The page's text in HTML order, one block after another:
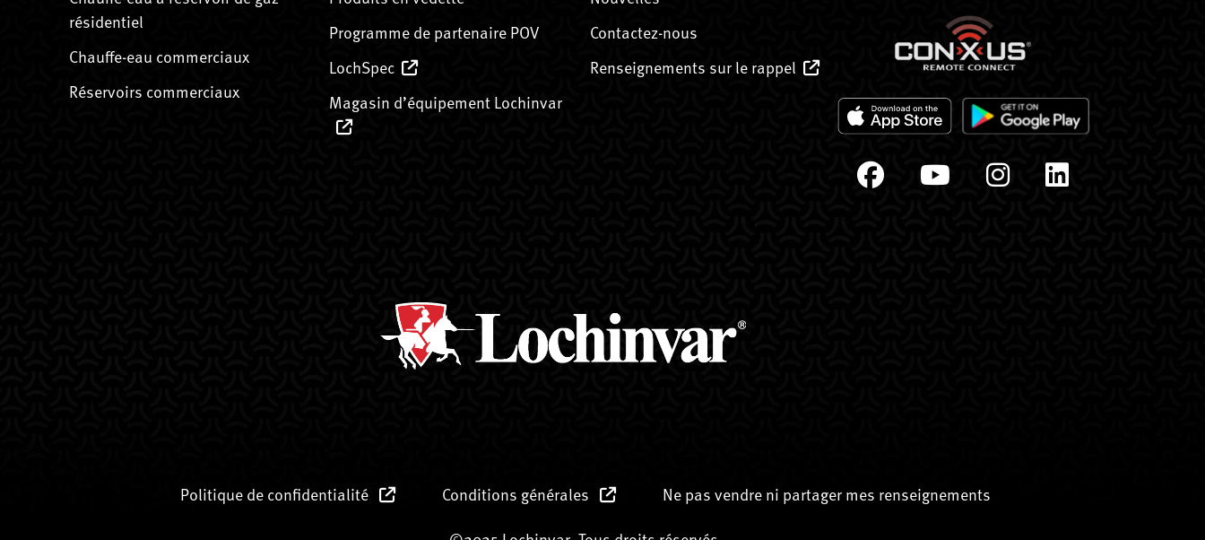
résidentiel
Chauffe-eau commerciaux
Réservoirs commerciaux
Programme de partenaire POV
LochSpec
Magasin d’équipement Lochinvar
Contactez-nous
Renseignements sur le rappel
Politique de confidentialité Conditions générales
Ne pas vendre ni partager mes renseignements